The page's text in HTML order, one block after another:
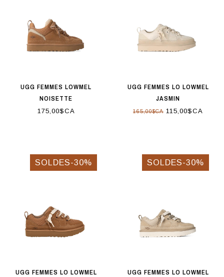
UGG FEMMES LOWMEL
NOISETTE
175,00$CA
UGG FEMMES LO LOWMEL
JASMIN
165,00$CA 115,00$CA
SOLDES-30%
UGG FEMMES LO LOWMEL
SOLDES-30%
UGG FEMMES LO LOWMEL